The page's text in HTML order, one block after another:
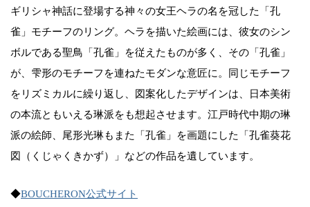
ギリシャ神話に登場する神々の女王ヘラの名を冠した「孔
雀」モチーフのリング。ヘラを描いた絵画には、彼女のシン
ボルである聖鳥「孔雀」を従えたものが多く、その「孔雀」
が、雫形のモチーフを連ねたモダンな意匠に。同じモチーフ
をリズミカルに繰り返し、図案化したデザインは、日本美術
の本流ともいえる琳派をも想起させます。江戸時代中期の琳
派の絵師、尾形光琳もまた「孔雀」を画題にした「孔雀葵花
図（くじゃくきかず）」などの作品を遺しています。
◆BOUCHERON公式サイト